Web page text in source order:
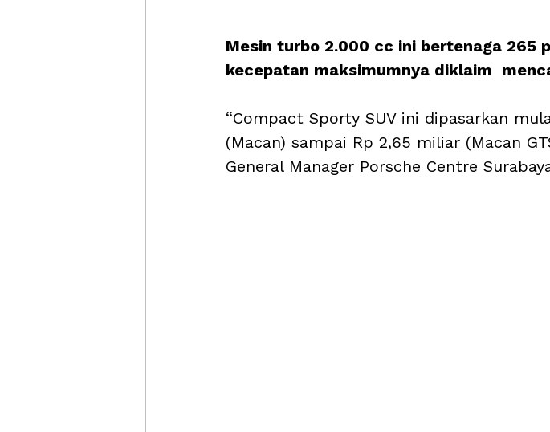
Mesin turbo 2.000 cc ini bertenaga 265
kecepatan maksimumnya diklaim
“Compact Sporty SUV ini dipasarkan
(Macan) sampai Rp 2,65 miliar (Macan
General Manager Porsche Centre